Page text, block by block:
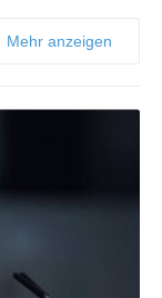
Mehr anzeigen